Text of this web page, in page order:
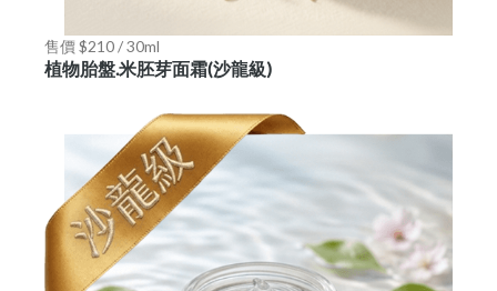
售價 $210 / 30ml
植物胎盤.米胚芽面霜(沙龍級)